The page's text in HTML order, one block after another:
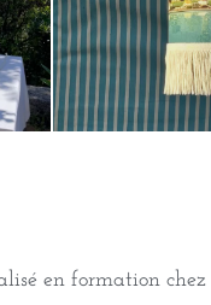
en formation chez